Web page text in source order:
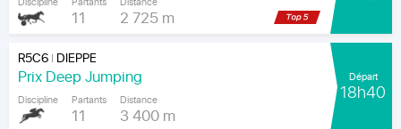
11 2 725 m
R5C6| DIEPPE
Prix Deep Jumping
Discipline Partants
11
Distance
3 400 m
Départ
18h40